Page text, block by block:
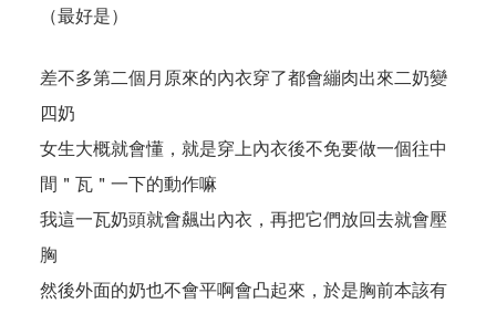
（最好是）
差不多第二個月原來的內衣穿了都會繃肉出來二奶變
四奶
女生大概就會懂，就是穿上內衣後不免要做一個往中
間＂瓦＂一下的動作嘛
我這一瓦奶頭就會飆出內衣，再把它們放回去就會壓
胸
然後外面的奶也不會平啊會凸起來，於是胸前本該有